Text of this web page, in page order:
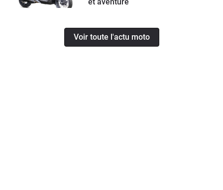
Voir toute l'actu moto